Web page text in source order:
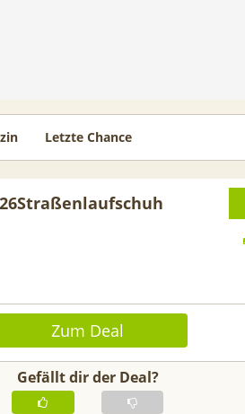
Letzte Chance
Zum Deal
Gefällt dir der Deal?